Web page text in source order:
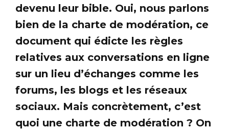
devenu leur bible. Oui, nous parlons
bien de la charte de modération, ce
document qui édicte les règles
relatives aux conversations en ligne
sur un lieu d’échanges comme les
forums, les blogs et les réseaux
sociaux. Mais concrètement, c’est
quoi une charte de modération ? On